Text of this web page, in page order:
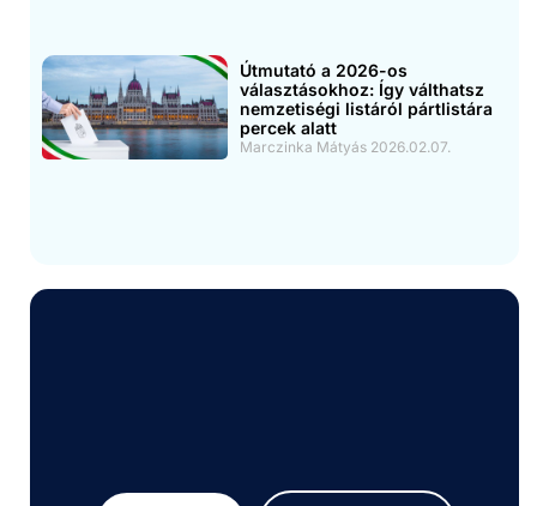
Útmutató a 2026-os
választásokhoz: Így válthatsz
nemzetiségi listáról pártlistára
percek alatt
Marczinka Mátyás 2026.02.07.